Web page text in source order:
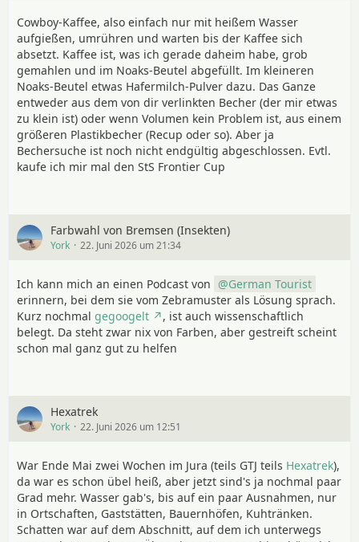
Cowboy-Kaffee, also einfach nur mit heißem Wasser
aufgießen, umrühren und warten bis der Kaffee sich
absetzt. Kaffee ist, was ich gerade daheim habe, grob
gemahlen und im Noaks-Beutel abgefüllt. Im kleineren
Noaks-Beutel etwas Hafermilch-Pulver dazu. Das Ganze
entweder aus dem von dir verlinkten Becher (der mir etwas
zu klein ist) oder wenn Volumen kein Problem ist, aus einem
größeren Plastikbecher (Recup oder so). Aber ja
Bechersuche ist noch nicht endgültig abgeschlossen. Evtl.
kaufe ich mir mal den StS Frontier Cup
Farbwahl von Bremsen (Insekten)
York 22. Juni 2026 um 21:34
Ich kann mich an einen Podcast von
German Tourist
erinnern, bei dem sie vom Zebramuster als Lösung sprach.
Kurz nochmal gegoogelt
, ist auch wissenschaftlich
belegt. Da steht zwar nix von Farben, aber gestreift scheint
schon mal ganz gut zu helfen
Hexatrek
York 22. Juni 2026 um 12:51
War Ende Mai zwei Wochen im Jura (teils GTJ teils Hexatrek),
da war es schon übel heiß, aber jetzt sind's ja nochmal paar
Grad mehr. Wasser gab's, bis auf ein paar Ausnahmen, nur
in Ortschaften, Gaststätten, Bauernhöfen, Kuhtränken.
Schatten war auf dem Abschnitt, auf dem ich unterwegs